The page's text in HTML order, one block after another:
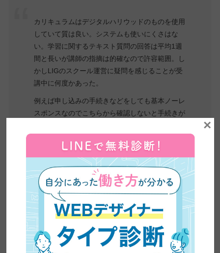
カリキュラムはデジタルハリウッドのものを使用
していて質は良い。システムも使いにくさはな
い。学習に関するテキスト質問の回答は平均1週
間と長いが講師の指摘は的確なので許容範囲。し
かしLIGのスクール運営に疑問を感じることが受
講中に何度かあった。
例えば申し込みの手続きなどをしても基本ノーレ
スポンスなのでこちらから確認しないと手続きが
不明点の質問へのレスポンスに数日かかったり質
問自体での対応を忘れられていたり、面談日にオ
ンライン会議室で待っていても誰も来ず忘れられ
ていたり、スクールとして顧客対応が少々杜撰で
内部連携もあまりきちんとされていない感覚。
仕事があるためスタジオ通学なし、ライブ授業に
もほとんど家庭の都合で参加できず、という自分
にとっては、運営面の説明やレスポンスの不足を
踏まえると受講料に見合わないという感想。スタ
×